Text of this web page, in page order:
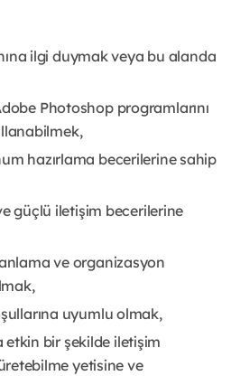
ilgi duymak veya bu alanda
Photoshop programlarını
hazırlama becerilerine sahip
güçlü iletişim becerilerine
ve organizasyon
uyumlu olmak,
bir şekilde iletişim
yetisine ve